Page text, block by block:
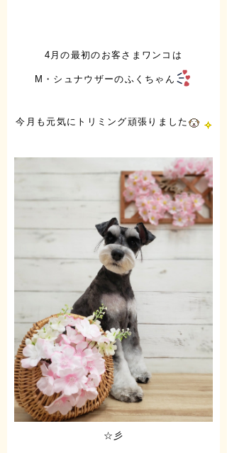
4月の最初のお客さまワンコは
M・シュナウザーのふくちゃん
今月も元気にトリミング頑張りました
☆彡